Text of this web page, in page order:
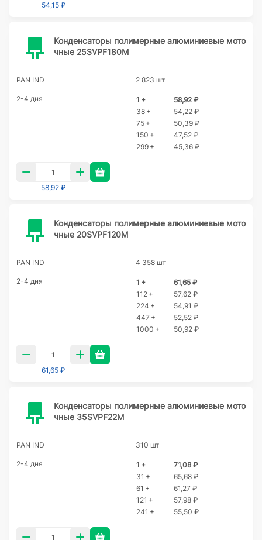
54,15 ₽
Конденсаторы полимерные алюминиевые мото
чные 25SVPF180M
PAN IND 2 823 шт
2-4 дня 1 +
58,92 ₽
38 +
54,22 ₽
75 +
50,39 ₽
150 +
47,52 ₽
299 +
45,36 ₽
58,92 ₽
Конденсаторы полимерные алюминиевые мото
чные 20SVPF120M
PAN IND 4 358 шт
2-4 дня 1 +
61,65 ₽
112 +
57,62 ₽
224 +
54,91 ₽
447 +
52,52 ₽
1000 +
50,92 ₽
61,65 ₽
Конденсаторы полимерные алюминиевые мото
чные 35SVPF22M
PAN IND 310 шт
2-4 дня 1 +
71,08 ₽
31 +
65,68 ₽
61 +
61,27 ₽
121 +
57,98 ₽
241 +
55,50 ₽